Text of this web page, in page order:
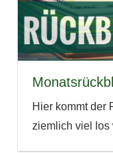
Hier kommt der
ziemlich viel